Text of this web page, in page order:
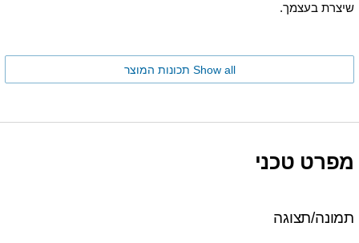
שיצרת בעצמך.
Show all תכונות המוצר
מפרט טכני
תמונה/תצוגה